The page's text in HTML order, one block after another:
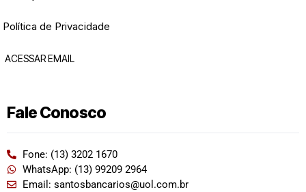
Política de Privacidade
ACESSAR EMAIL
Fale Conosco
Fone: (13) 3202 1670
WhatsApp: (13) 99209 2964
Email: santosbancarios@uol.com.br